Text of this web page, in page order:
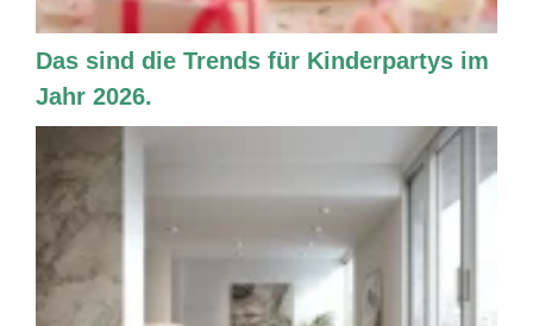
Das sind die Trends für Kinderpartys im
Jahr 2026.